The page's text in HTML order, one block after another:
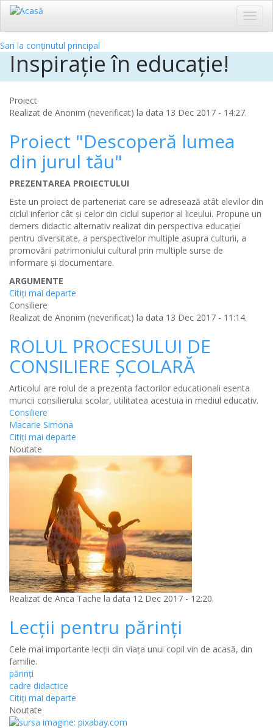
Sari la conținutul principal
Inspirație în educație!
Proiect
Realizat de Anonim (neverificat) la data 13 Dec 2017 - 14:27.
Proiect "Descoperă lumea
din jurul tău"
PREZENTAREA PROIECTULUI
Este un proiect de parteneriat care se adresează atât elevilor din
ciclul inferior cât şi celor din ciclul superior al liceului. Propune un
demers didactic alternativ realizat din perspectiva educaţiei
pentru diversitate, a perspectivelor multiple asupra culturii, a
promovării patrimoniului cultural prin multiple surse de
informare şi documentare.
ARGUMENTE
Citiţi mai departe
Consiliere
Realizat de Anonim (neverificat) la data 13 Dec 2017 - 11:14.
ROLUL PROCESULUI DE
CONSILIERE ŞCOLARĂ
Articolul are rolul de a prezenta factorilor educationali esenta
muncii consilierului scolar, utilitatea acestuia in mediul educativ.
Consiliere
Macarie Simona
Citiţi mai departe
Noutate
Realizat de Anca Tache la data 12 Dec 2017 - 12:20.
Lecții pentru părinți
Cele mai importante lecții din viața unui copil vin de acasă, din
familie.
părinți
cadre didactice
Citiţi mai departe
Noutate